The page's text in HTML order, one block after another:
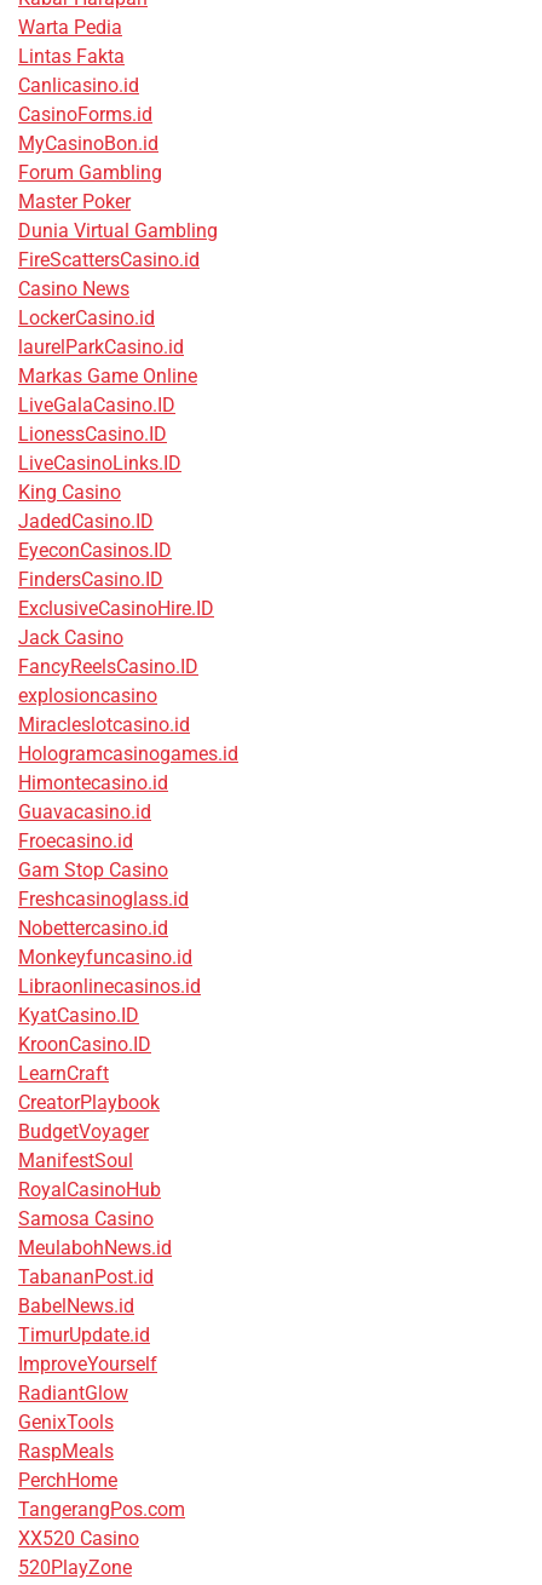
Warta Pedia
Lintas Fakta
Canlicasino.id
CasinoForms.id
MyCasinoBon.id
Forum Gambling
Master Poker
Dunia Virtual Gambling
FireScattersCasino.id
Casino News
LockerCasino.id
laurelParkCasino.id
Markas Game Online
LiveGalaCasino.ID
LionessCasino.ID
LiveCasinoLinks.ID
King Casino
JadedCasino.ID
EyeconCasinos.ID
FindersCasino.ID
ExclusiveCasinoHire.ID
Jack Casino
FancyReelsCasino.ID
explosioncasino
Miracleslotcasino.id
Hologramcasinogames.id
Himontecasino.id
Guavacasino.id
Froecasino.id
Gam Stop Casino
Freshcasinoglass.id
Nobettercasino.id
Monkeyfuncasino.id
Libraonlinecasinos.id
KyatCasino.ID
KroonCasino.ID
LearnCraft
CreatorPlaybook
BudgetVoyager
ManifestSoul
RoyalCasinoHub
Samosa Casino
MeulabohNews.id
TabananPost.id
BabelNews.id
TimurUpdate.id
ImproveYourself
RadiantGlow
GenixTools
RaspMeals
PerchHome
TangerangPos.com
XX520 Casino
520PlayZone